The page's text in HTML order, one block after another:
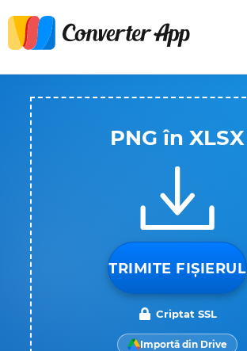
PNG în XLSX
TRIMITE FIȘIERUL
Criptat SSL
Importă din Drive